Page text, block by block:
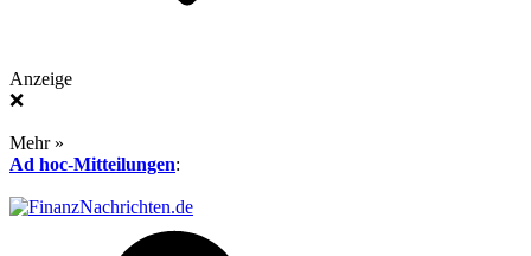
Anzeige
❌
Mehr »
Ad hoc-Mitteilungen: